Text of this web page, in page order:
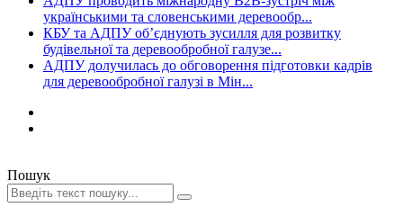
українськими та словенськими деревообр...
КБУ та АДПУ об’єднують зусилля для розвитку
будівельної та деревообробної галузе...
АДПУ долучилась до обговорення підготовки кадрів
для деревообробної галузі в Мін...
Пошук